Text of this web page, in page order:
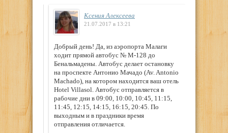
Ксения Алексеева
21.07.2017 в 13:21
Добрый день! Да, из аэропорта Малаги
ходит прямой автобус № М-128 до
Бенальмадены. Автобус делает остановку
на проспекте Антонио Мачадо (Av. Antonio
Machado), на котором находится ваш отель
Hotel Villasol. Автобус отправляется в
рабочие дни в 09:00, 10:00, 10:45, 11:15,
11:45, 12:15, 14:15, 16:15, 20:45. По
выходным и в праздники время
отправления отличается.